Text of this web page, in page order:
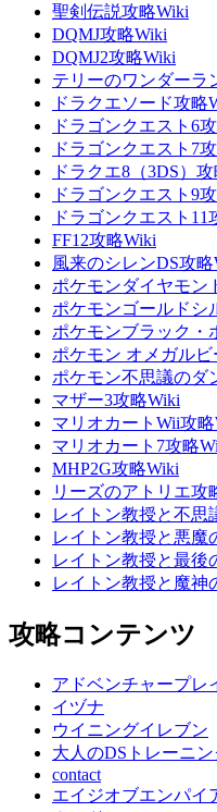
聖剣伝説攻略Wiki
DQMJ攻略Wiki
DQMJ2攻略Wiki
テリーのワンダーラ
ドラクエソード攻略
ドラゴンクエスト6
ドラゴンクエスト7
ドラクエ8（3DS）
ドラゴンクエスト9
ドラゴンクエスト11
FF12攻略Wiki
風来のシレンDS攻略
ポケモンダイヤモン
ポケモンゴールドシ
ポケモンブラック・
ポケモン オメガル
ポケモン不思議のダ
マザー3攻略Wiki
マリオカートWii攻
マリオカート7攻略
MHP2G攻略Wiki
リーズのアトリエ攻
レイトン教授と不思
レイトン教授と悪魔
レイトン教授と最後
レイトン教授と魔神
攻略コンテンツ
アドベンチャープレ
イヅナ
ウイニングイレブン
大人のDSトレーニ
contact
エイジオブエンパイ